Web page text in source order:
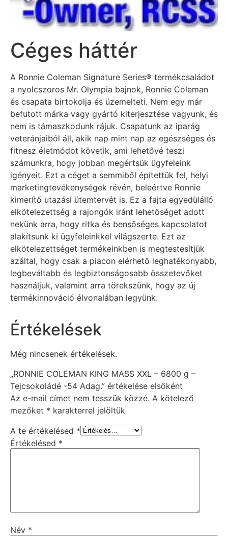
Céges háttér
A Ronnie Coleman Signature Series® termékcsaládot
a nyolcszoros Mr. Olympia bajnok, Ronnie Coleman
és csapata birtokolja és üzemelteti. Nem egy már
befutott márka vagy gyártó kiterjesztése vagyunk, és
nem is támaszkodunk rájuk. Csapatunk az iparág
veteránjaiból áll, akik nap mint nap az egészséges és
fitnesz életmódot követik, ami lehetővé teszi
számunkra, hogy jobban megértsük ügyfeleink
igényeit. Ezt a céget a semmiből építettük fel, helyi
marketingtevékenységek révén, beleértve Ronnie
kimerítő utazási ütemtervét is. Ez a fajta egyedülálló
elkötelezettség a rajongók iránt lehetőséget adott
nekünk arra, hogy ritka és bensőséges kapcsolatot
alakítsunk ki ügyfeleinkkel világszerte. Ezt az
elkötelezettséget termékeinkben is megtestesítjük
azáltal, hogy csak a piacon elérhető leghatékonyabb,
legbeváltabb és legbiztonságosabb összetevőket
használjuk, valamint arra törekszünk, hogy az új
termékinnováció élvonalában legyünk.
Értékelések
Még nincsenek értékelések.
„RONNIE COLEMAN KING MASS XXL – 6800 g –
Tejcsokoládé -54 Adag.” értékelése elsőként
Az e-mail címet nem tesszük közzé. A kötelező
mezőket * karakterrel jelöltük
A te értékelésed *
Értékelésed *
Név *